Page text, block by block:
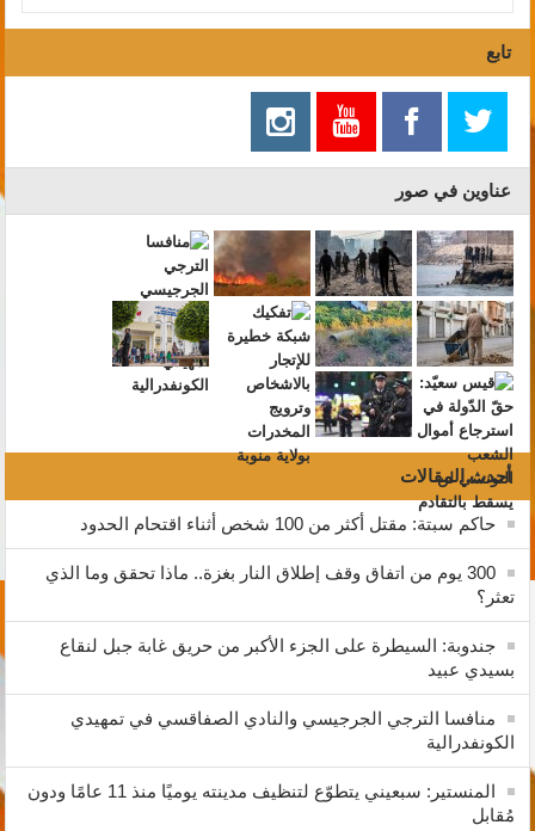
تابع
عناوين في صور
أحدث المقالات
حاكم سبتة: مقتل أكثر من 100 شخص أثناء اقتحام الحدود
300 يوم من اتفاق وقف إطلاق النار بغزة.. ماذا تحقق وما الذي
تعثر؟
جندوبة: السيطرة على الجزء الأكبر من حريق غابة جبل لنقاع
بسيدي عبيد
منافسا الترجي الجرجيسي والنادي الصفاقسي في تمهيدي
الكونفدرالية
المنستير: سبعيني يتطوّع لتنظيف مدينته يوميًا منذ 11 عامًا ودون
مُقابل